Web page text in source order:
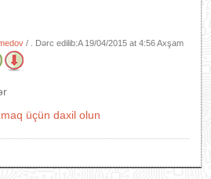
/ . Dərc edilib:A 19/04/2015 at 4:56 Axşam
üçün daxil olun